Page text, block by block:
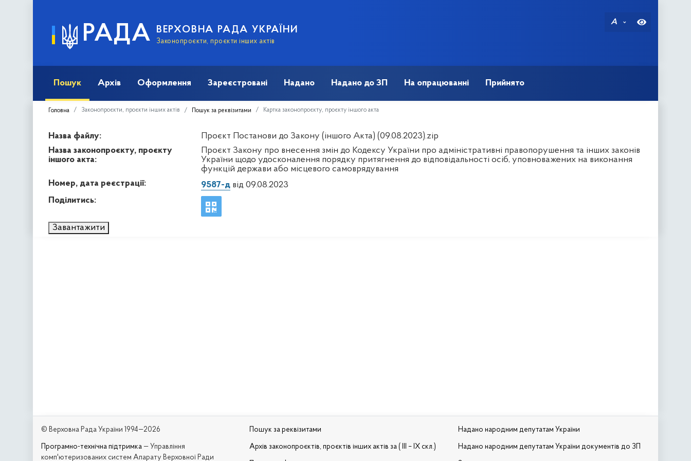
РАДА ВЕРХОВНА РАДА УКРАЇНИ
Законопроєкти, проєкти інших актів
A
Пошук Архів Оформлення Зареєстровані Надано Надано до ЗП На опрацюванні Прийнято
Головна Законопроєкти, проєкти інших актів Пошук за реквізитами Картка законопроєкту, проєкту іншого акта
Назва файлу:
Проєкт Постанови до Закону (іншого Акта) (09.08.2023).zip
Назва законопроєкту, проєкту
іншого акта:
Проєкт Закону про внесення змін до Кодексу України про адміністративні правопорушення та інших законів
України щодо удосконалення порядку притягнення до відповідальності осіб, уповноважених на виконання
функцій держави або місцевого самоврядування
Номер, дата реєстрації:
9587-двід 09.08.2023
Поділитись:
Завантажити
© Верховна Рада України 1994—2026
Програмно-технічна підтримка — Управління
комп'ютеризованих систем Апарату Верховної Ради
Пошук за реквізитами
Архів законопроєктів, проєктів інших актів за ( III – IX скл.)
Надано народним депутатам України
Надано народним депутатам України документів до ЗП